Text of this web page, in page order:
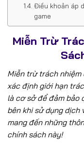
Điều khoản áp
game
Miễn Trừ
Miễn trừ trách
xác định giới hạn
là cơ sở để đảm bảo
bên khi sử dụng dịch
mang đến những
chính sách này!